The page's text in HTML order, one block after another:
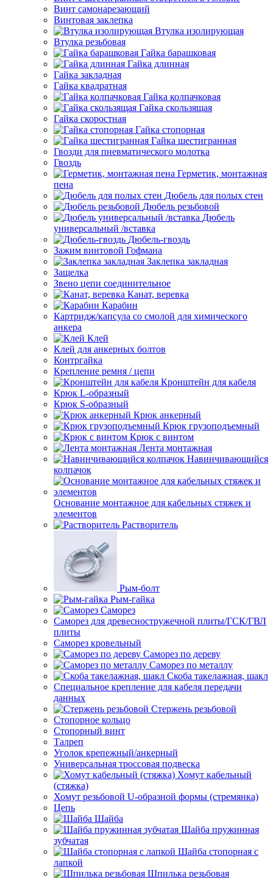
Винт самонарезающий
Винтовая заклепка
Втулка изолирующая
Втулка резьбовая
Гайка барашковая
Гайка длинная
Гайка закладная
Гайка квадратная
Гайка колпачковая
Гайка скользящая
Гайка скоростная
Гайка стопорная
Гайка шестигранная
Гвозди для пневматического молотка
Гвоздь
Герметик, монтажная
пена
Дюбель для полых стен
Дюбель резьбовой
Дюбель
универсальный /вставка
Дюбель-гвоздь
Зажим винтовой Гофмана
Заклепка закладная
Защелка
Звено цепи соединительное
Канат, веревка
Карабин
Картридж/капсула со смолой для химического
анкера
Клей
Клей для анкерных болтов
Контргайка
Крепление ремня / цепи
Кронштейн для кабеля
Крюк L-образный
Крюк S-образный
Крюк анкерный
Крюк грузоподъемный
Крюк с винтом
Лента монтажная
Навинчивающийся
колпачок
Основание монтажное для кабельных стяжек и
элементов
Растворитель
Рым-болт
Рым-гайка
Саморез
Саморез для древесностружечной плиты/ГСК/ГВЛ
плиты
Саморез кровельный
Саморез по дереву
Саморез по металлу
Скоба такелажная, шакл
Специальное крепление для кабеля передачи
данных
Стержень резьбовой
Стопорное кольцо
Стопорный винт
Талреп
Уголок крепежный/анкерный
Универсальная троссовая подвеска
Хомут кабельный
(стяжка)
Хомут резьбовой U-образной формы (стремянка)
Цепь
Шайба
Шайба пружинная
зубчатая
Шайба стопорная с
лапкой
Шпилька резьбовая